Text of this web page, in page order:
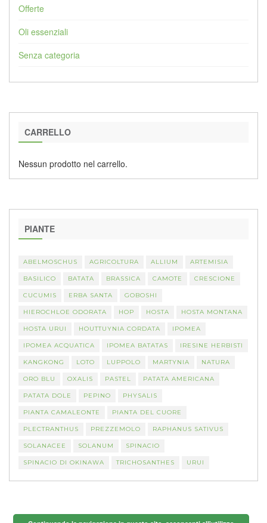
Offerte
Oli essenziali
Senza categoria
CARRELLO
Nessun prodotto nel carrello.
PIANTE
ABELMOSCHUS AGRICOLTURA ALLIUM ARTEMISIA
BASILICO BATATA BRASSICA CAMOTE CRESCIONE
CUCUMIS ERBA SANTA GOBOSHI
HIEROCHLOE ODORATA HOP HOSTA HOSTA MONTANA
HOSTA URUI HOUTTUYNIA CORDATA IPOMEA
IPOMEA ACQUATICA IPOMEA BATATAS IRESINE HERBISTI
KANGKONG LOTO LUPPOLO MARTYNIA NATURA
ORO BLU OXALIS PASTEL PATATA AMERICANA
PATATA DOLE PEPINO PHYSALIS
PIANTA CAMALEONTE PIANTA DEL CUORE
PLECTRANTHUS PREZZEMOLO RAPHANUS SATIVUS
SOLANACEE SOLANUM SPINACIO
SPINACIO DI OKINAWA TRICHOSANTHES URUI